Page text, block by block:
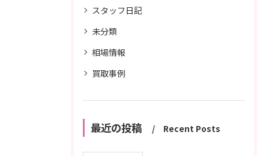
スタッフ日記
未分類
相場情報
買取事例
最近の投稿 Recent Posts